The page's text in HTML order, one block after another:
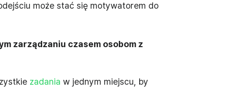
może stać się motywatorem do
zarządzaniu czasem osobom z
zadania w jednym miejscu, by